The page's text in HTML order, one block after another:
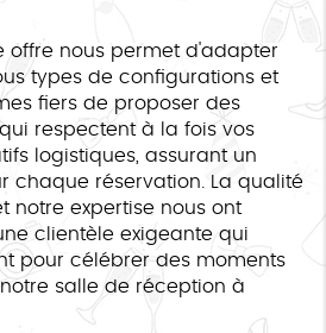
offre nous permet d'adapter
types de configurations et
fiers de proposer des
respectent à la fois vos
logistiques, assurant un
chaque réservation. La qualité
notre expertise nous ont
clientèle exigeante qui
pour célébrer des moments
salle de réception à